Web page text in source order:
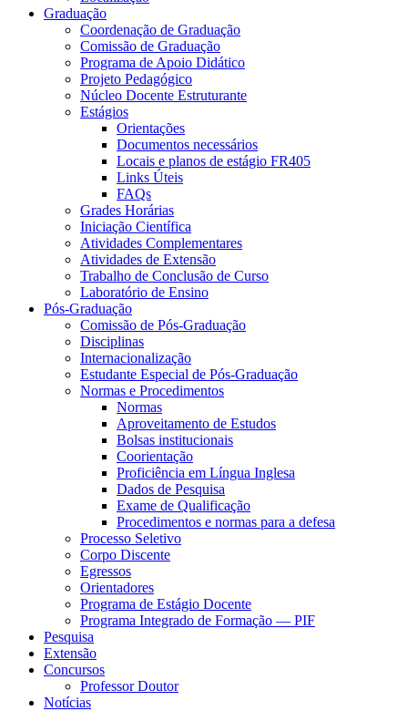
Graduação
Coordenação de Graduação
Comissão de Graduação
Programa de Apoio Didático
Projeto Pedagógico
Núcleo Docente Estruturante
Estágios
Orientações
Documentos necessários
Locais e planos de estágio FR405
Links Úteis
FAQs
Grades Horárias
Iniciação Científica
Atividades Complementares
Atividades de Extensão
Trabalho de Conclusão de Curso
Laboratório de Ensino
Pós-Graduação
Comissão de Pós-Graduação
Disciplinas
Internacionalização
Estudante Especial de Pós-Graduação
Normas e Procedimentos
Normas
Aproveitamento de Estudos
Bolsas institucionais
Coorientação
Proficiência em Língua Inglesa
Dados de Pesquisa
Exame de Qualificação
Procedimentos e normas para a defesa
Processo Seletivo
Corpo Discente
Egressos
Orientadores
Programa de Estágio Docente
Programa Integrado de Formação — PIF
Pesquisa
Extensão
Concursos
Professor Doutor
Notícias